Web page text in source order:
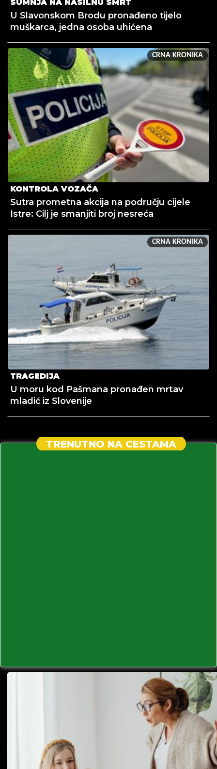
SUMNJA NA NASILNU SMRT
U Slavonskom Brodu pronađeno tijelo
muškarca, jedna osoba uhićena
CRNA KRONIKA
KONTROLA VOZAČA
Sutra prometna akcija na području cijele
Istre: Cilj je smanjiti broj nesreća
CRNA KRONIKA
TRAGEDIJA
U moru kod Pašmana pronađen mrtav
mladić iz Slovenije
TRENUTNO NA CESTAMA